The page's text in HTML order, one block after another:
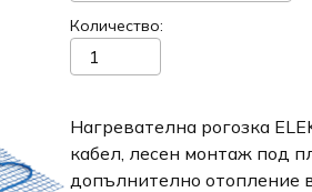
Количество
Нагревателна рогозка
кабел, лесен монтаж под
допълнително отопление